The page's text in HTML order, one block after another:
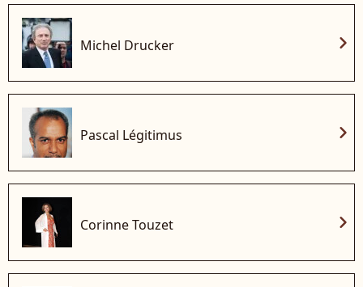
Michel Drucker chevron_right
Pascal Légitimus chevron_right
Corinne Touzet chevron_right